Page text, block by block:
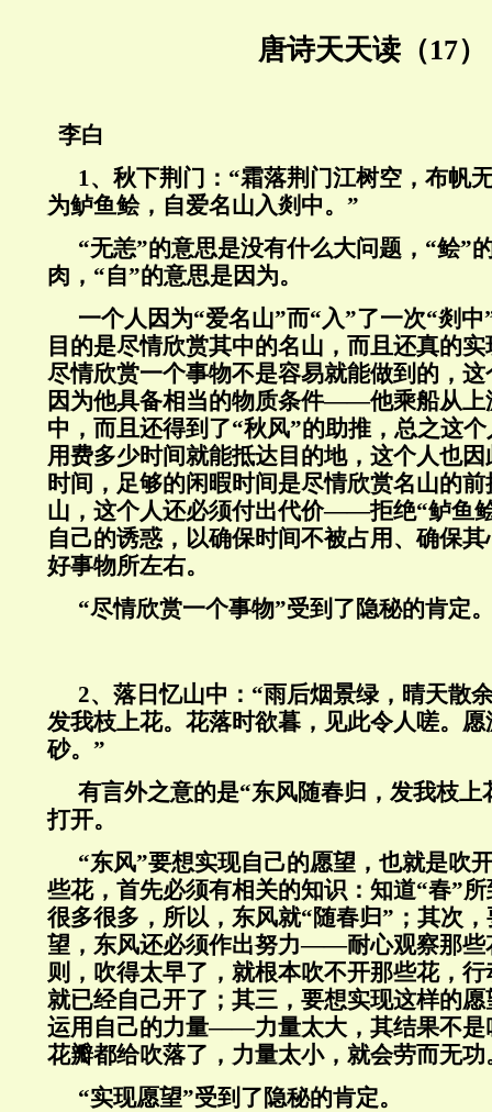
唐诗天天读（17）
李白
1、秋下荆门：“霜落荆门江树空，布帆
为鲈鱼鲙，自爱名山入剡中。”
“无恙”的意思是没有什么大问题，“鲙”
肉，“自”的意思是因为。
一个人因为“爱名山”而“入”了一次“剡
目的是尽情欣赏其中的名山，而且还真的
尽情欣赏一个事物不是容易就能做到的，
因为他具备相当的物质条件——他乘船从上
中，而且还得到了“秋风”的助推，总之这
用费多少时间就能抵达目的地，这个人也
时间，足够的闲暇时间是尽情欣赏名山的
山，这个人还必须付出代价——拒绝“鲈鱼
自己的诱惑，以确保时间不被占用、确保
好事物所左右。
“尽情欣赏一个事物”受到了隐秘的肯定
2、落日忆山中：“雨后烟景绿，晴天散
发我枝上花。花落时欲暮，见此令人嗟。
砂。”
有言外之意的是“东风随春归，发我枝上
打开。
“东风”要想实现自己的愿望，也就是吹
些花，首先必须有相关的知识：知道“春”
很多很多，所以，东风就“随春归”；其次
望，东风还必须作出努力——耐心观察那些
则，吹得太早了，就根本吹不开那些花，
就已经自己开了；其三，要想实现这样的
运用自己的力量——力量太大，其结果不是
花瓣都给吹落了，力量太小，就会劳而无功
“实现愿望”受到了隐秘的肯定。